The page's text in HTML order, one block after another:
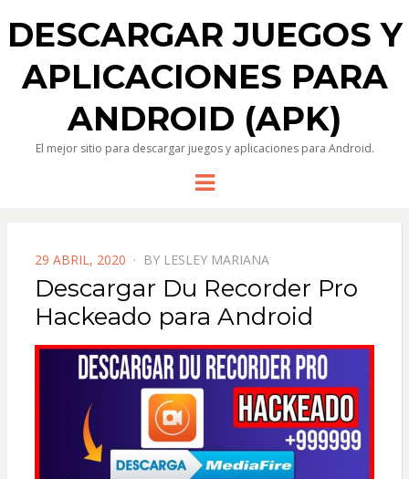
DESCARGAR JUEGOS Y
APLICACIONES PARA
ANDROID (APK)
El mejor sitio para descargar juegos y aplicaciones para Android.
Menu
POSTED
ON
29 ABRIL, 2020 BY LESLEY MARIANA
Descargar Du Recorder Pro
Hackeado para Android